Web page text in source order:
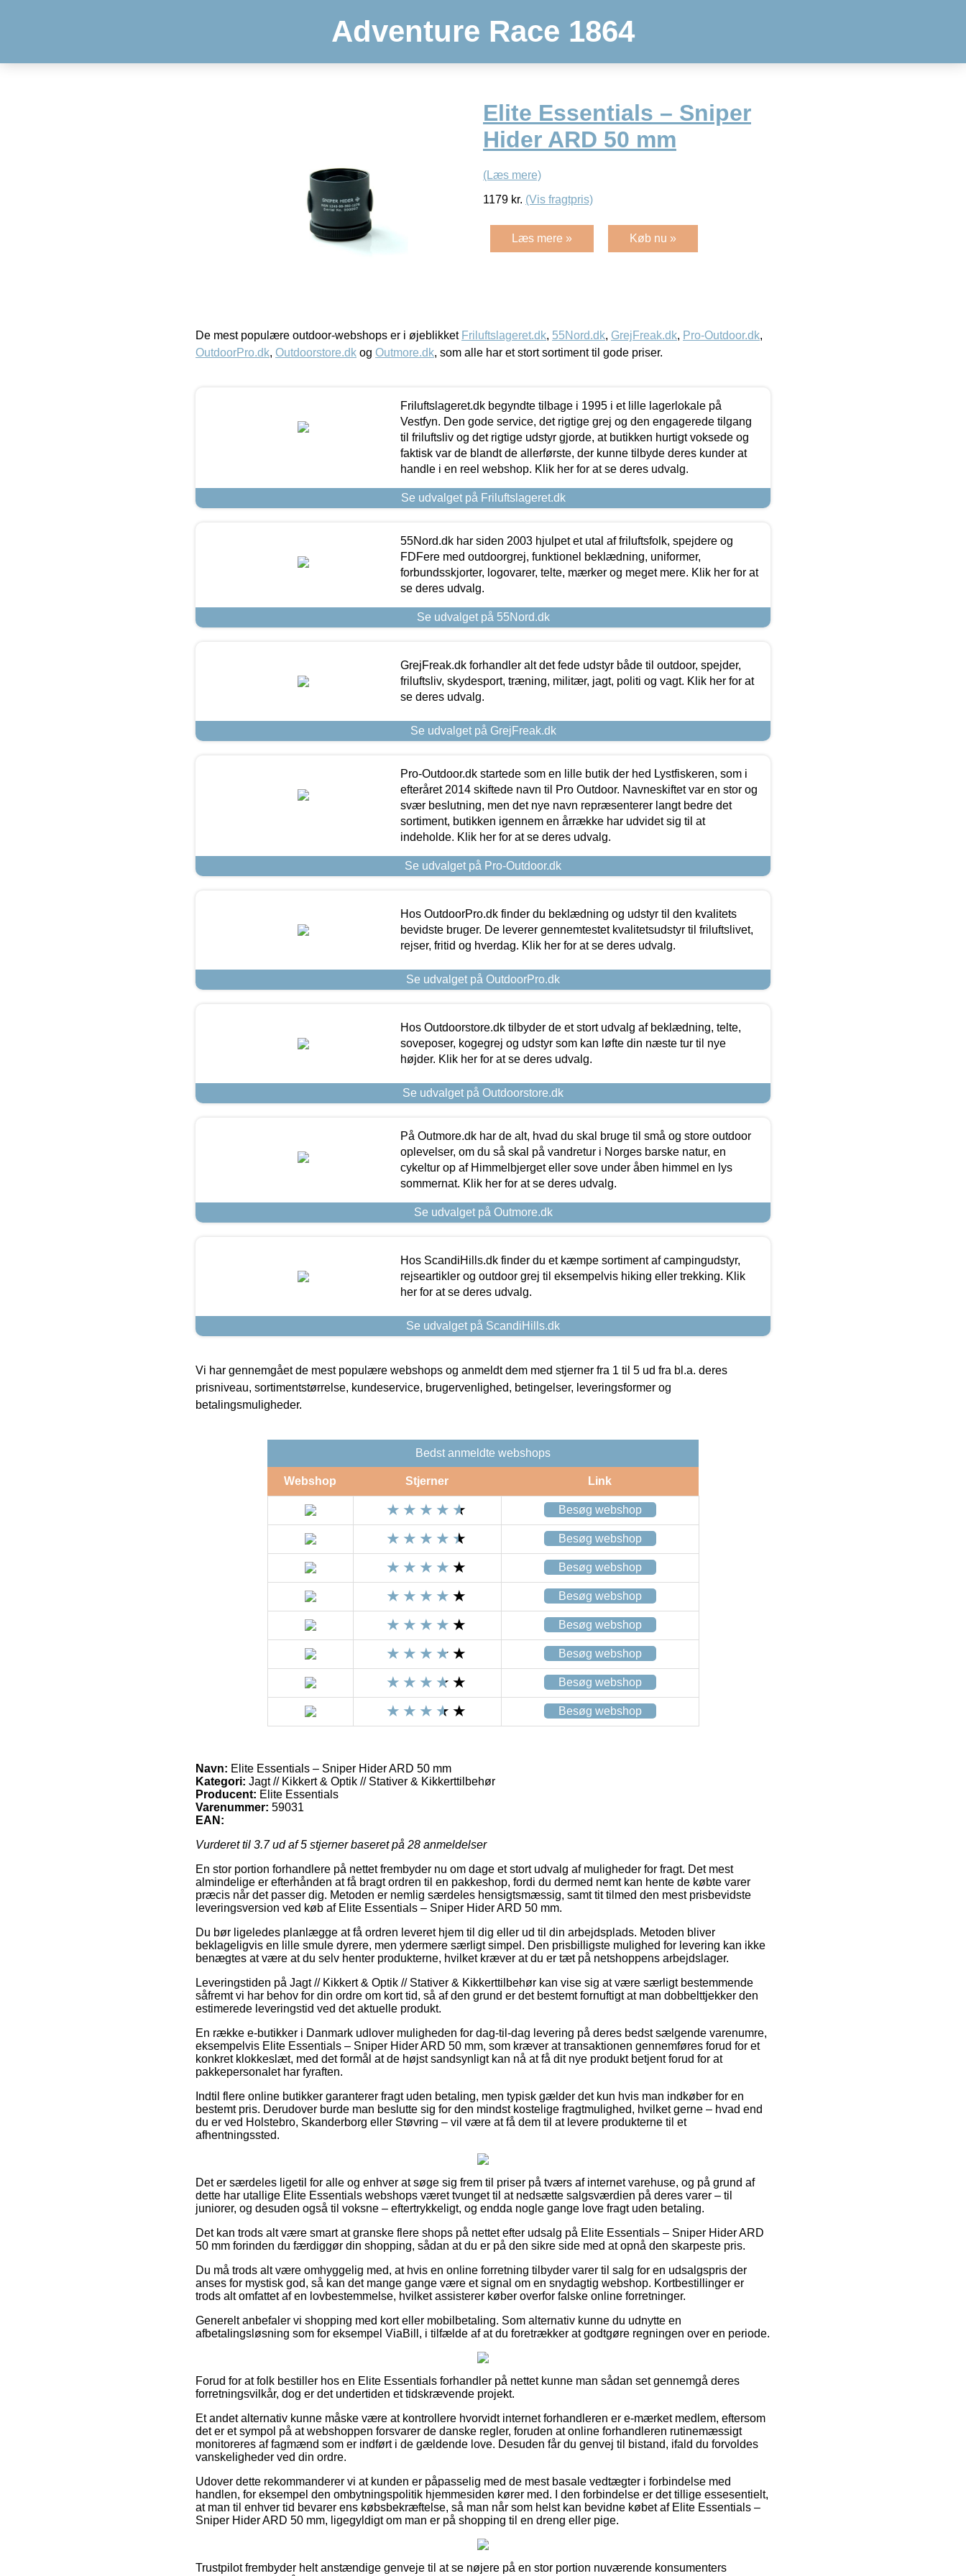
Adventure Race 1864
Elite Essentials – Sniper
Hider ARD 50 mm
(Læs mere)
1179 kr. (Vis fragtpris)
Læs mere » Køb nu »
De mest populære outdoor-webshops er i øjeblikket Friluftslageret.dk, 55Nord.dk, GrejFreak.dk, Pro-Outdoor.dk,
OutdoorPro.dk, Outdoorstore.dk og Outmore.dk, som alle har et stort sortiment til gode priser.
Friluftslageret.dk begyndte tilbage i 1995 i et lille lagerlokale på
Vestfyn. Den gode service, det rigtige grej og den engagerede tilgang
til friluftsliv og det rigtige udstyr gjorde, at butikken hurtigt voksede og
faktisk var de blandt de allerførste, der kunne tilbyde deres kunder at
handle i en reel webshop. Klik her for at se deres udvalg.
Se udvalget på Friluftslageret.dk
55Nord.dk har siden 2003 hjulpet et utal af friluftsfolk, spejdere og
FDFere med outdoorgrej, funktionel beklædning, uniformer,
forbundsskjorter, logovarer, telte, mærker og meget mere. Klik her for at
se deres udvalg.
Se udvalget på 55Nord.dk
GrejFreak.dk forhandler alt det fede udstyr både til outdoor, spejder,
friluftsliv, skydesport, træning, militær, jagt, politi og vagt. Klik her for at
se deres udvalg.
Se udvalget på GrejFreak.dk
Pro-Outdoor.dk startede som en lille butik der hed Lystfiskeren, som i
efteråret 2014 skiftede navn til Pro Outdoor. Navneskiftet var en stor og
svær beslutning, men det nye navn repræsenterer langt bedre det
sortiment, butikken igennem en årrække har udvidet sig til at
indeholde. Klik her for at se deres udvalg.
Se udvalget på Pro-Outdoor.dk
Hos OutdoorPro.dk finder du beklædning og udstyr til den kvalitets
bevidste bruger. De leverer gennemtestet kvalitetsudstyr til friluftslivet,
rejser, fritid og hverdag. Klik her for at se deres udvalg.
Se udvalget på OutdoorPro.dk
Hos Outdoorstore.dk tilbyder de et stort udvalg af beklædning, telte,
soveposer, kogegrej og udstyr som kan løfte din næste tur til nye
højder. Klik her for at se deres udvalg.
Se udvalget på Outdoorstore.dk
På Outmore.dk har de alt, hvad du skal bruge til små og store outdoor
oplevelser, om du så skal på vandretur i Norges barske natur, en
cykeltur op af Himmelbjerget eller sove under åben himmel en lys
sommernat. Klik her for at se deres udvalg.
Se udvalget på Outmore.dk
Hos ScandiHills.dk finder du et kæmpe sortiment af campingudstyr,
rejseartikler og outdoor grej til eksempelvis hiking eller trekking. Klik
her for at se deres udvalg.
Se udvalget på ScandiHills.dk
Vi har gennemgået de mest populære webshops og anmeldt dem med stjerner fra 1 til 5 ud fra bl.a. deres
prisniveau, sortimentstørrelse, kundeservice, brugervenlighed, betingelser, leveringsformer og
betalingsmuligheder.
Bedst anmeldte webshops
Webshop Stjerner Link
Besøg webshop
Besøg webshop
Besøg webshop
Besøg webshop
Besøg webshop
Besøg webshop
Besøg webshop
Besøg webshop
Navn: Elite Essentials – Sniper Hider ARD 50 mm
Kategori: Jagt // Kikkert & Optik // Stativer & Kikkerttilbehør
Producent: Elite Essentials
Varenummer: 59031
EAN:
Vurderet til 3.7ud af 5 stjerner baseret på 28 anmeldelser
En stor portion forhandlere på nettet frembyder nu om dage et stort udvalg af muligheder for fragt. Det mest
almindelige er efterhånden at få bragt ordren til en pakkeshop, fordi du dermed nemt kan hente de købte varer
præcis når det passer dig. Metoden er nemlig særdeles hensigtsmæssig, samt tit tilmed den mest prisbevidste
leveringsversion ved køb af Elite Essentials – Sniper Hider ARD 50 mm.
Du bør ligeledes planlægge at få ordren leveret hjem til dig eller ud til din arbejdsplads. Metoden bliver
beklageligvis en lille smule dyrere, men ydermere særligt simpel. Den prisbilligste mulighed for levering kan ikke
benægtes at være at du selv henter produkterne, hvilket kræver at du er tæt på netshoppens arbejdslager.
Leveringstiden på Jagt // Kikkert & Optik // Stativer & Kikkerttilbehør kan vise sig at være særligt bestemmende
såfremt vi har behov for din ordre om kort tid, så af den grund er det bestemt fornuftigt at man dobbelttjekker den
estimerede leveringstid ved det aktuelle produkt.
En række e-butikker i Danmark udlover muligheden for dag-til-dag levering på deres bedst sælgende varenumre,
eksempelvis Elite Essentials – Sniper Hider ARD 50 mm, som kræver at transaktionen gennemføres forud for et
konkret klokkeslæt, med det formål at de højst sandsynligt kan nå at få dit nye produkt betjent forud for at
pakkepersonalet har fyraften.
Indtil flere online butikker garanterer fragt uden betaling, men typisk gælder det kun hvis man indkøber for en
bestemt pris. Derudover burde man beslutte sig for den mindst kostelige fragtmulighed, hvilket gerne – hvad end
du er ved Holstebro, Skanderborg eller Støvring – vil være at få dem til at levere produkterne til et
afhentningssted.
Det er særdeles ligetil for alle og enhver at søge sig frem til priser på tværs af internet varehuse, og på grund af
dette har utallige Elite Essentials webshops været tvunget til at nedsætte salgsværdien på deres varer – til
juniorer, og desuden også til voksne – eftertrykkeligt, og endda nogle gange love fragt uden betaling.
Det kan trods alt være smart at granske flere shops på nettet efter udsalg på Elite Essentials – Sniper Hider ARD
50 mm forinden du færdiggør din shopping, sådan at du er på den sikre side med at opnå den skarpeste pris.
Du må trods alt være omhyggelig med, at hvis en online forretning tilbyder varer til salg for en udsalgspris der
anses for mystisk god, så kan det mange gange være et signal om en snydagtig webshop. Kortbestillinger er
trods alt omfattet af en lovbestemmelse, hvilket assisterer køber overfor falske online forretninger.
Generelt anbefaler vi shopping med kort eller mobilbetaling. Som alternativ kunne du udnytte en
afbetalingsløsning som for eksempel ViaBill, i tilfælde af at du foretrækker at godtgøre regningen over en periode.
Forud for at folk bestiller hos en Elite Essentials forhandler på nettet kunne man sådan set gennemgå deres
forretningsvilkår, dog er det undertiden et tidskrævende projekt.
Et andet alternativ kunne måske være at kontrollere hvorvidt internet forhandleren er e-mærket medlem, eftersom
det er et sympol på at webshoppen forsvarer de danske regler, foruden at online forhandleren rutinemæssigt
monitoreres af fagmænd som er indført i de gældende love. Desuden får du genvej til bistand, ifald du forvoldes
vanskeligheder ved din ordre.
Udover dette rekommanderer vi at kunden er påpasselig med de mest basale vedtægter i forbindelse med
handlen, for eksempel den ombytningspolitik hjemmesiden kører med. I den forbindelse er det tillige essesentielt,
at man til enhver tid bevarer ens købsbekræftelse, så man når som helst kan bevidne købet af Elite Essentials –
Sniper Hider ARD 50 mm, ligegyldigt om man er på shopping til en dreng eller pige.
Trustpilot frembyder helt anstændige genveje til at se nøjere på en stor portion nuværende konsumenters